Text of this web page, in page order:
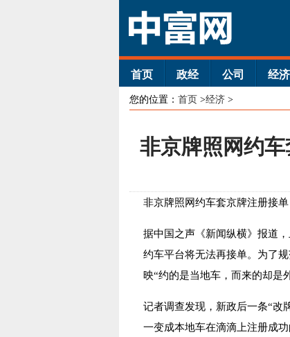
首页 政经 公司 经济
您的位置： 首页 >经济 >
非京牌照网约
非京牌照网约车套京牌注册接单
据中国之声《新闻纵横》报道
约车平台将无法再接单。为了
映“约的是当地车，而来的却是
记者调查发现，新政后一条“改
一变成本地车在滴滴上注册成功